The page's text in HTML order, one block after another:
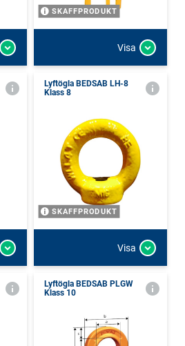
SKAFFPRODUKT
Visa
Lyftögla BEDSAB LH-8
Klass 8
SKAFFPRODUKT
Visa
Lyftögla BEDSAB PLGW
Klass 10